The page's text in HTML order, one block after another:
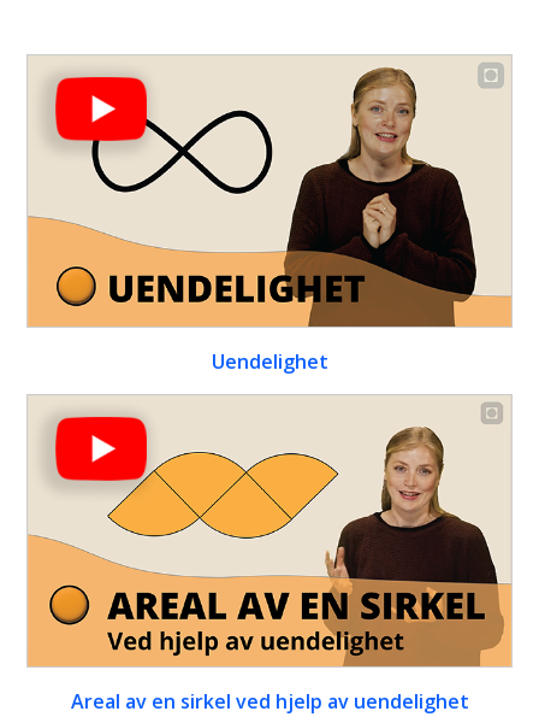
Uendelighet
Areal av en sirkel ved hjelp av uendelighet